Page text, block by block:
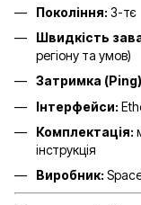
Покоління: 3-тє
Швидкість
регіону та умов)
Затримка
Інтерфейси:
Комплектація:
інструкція
Виробник: